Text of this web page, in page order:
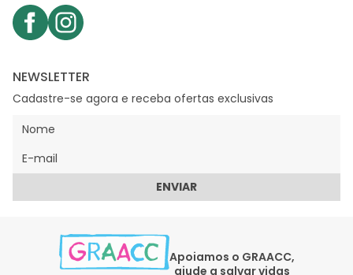
NEWSLETTER
Cadastre-se agora e receba ofertas exclusivas
ENVIAR
Apoiamos o GRAACC,
ajude a salvar vidas